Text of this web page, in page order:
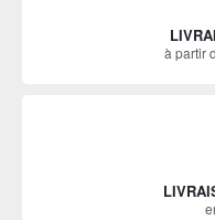
à partir